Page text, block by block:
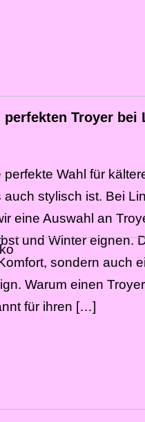
perfekten Troyer bei
perfekte Wahl für
auch stylisch ist. Bei
eine Auswahl an
und Winter eignen.
sondern auch
Warum einen
für ihren […]